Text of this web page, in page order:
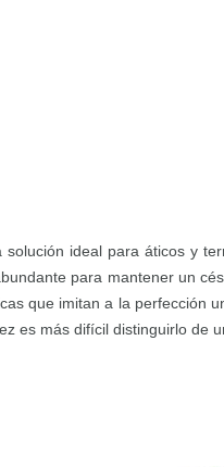
solución ideal para áticos y
para mantener un
que imitan a la perfección
es más difícil distinguirlo de